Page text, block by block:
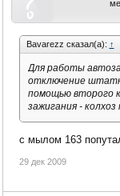
Bavarezz сказал(а): ↑
Для работы
отключение
помощью второго
зажигания -
с мылом 163
29 дек 2009